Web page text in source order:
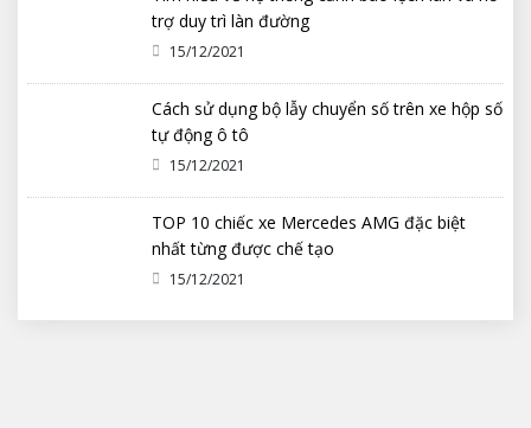
trợ duy trì làn đường
15/12/2021
Cách sử dụng bộ lẫy chuyển số trên xe hộp số
tự động ô tô
15/12/2021
TOP 10 chiếc xe Mercedes AMG đặc biệt
nhất từng được chế tạo
15/12/2021